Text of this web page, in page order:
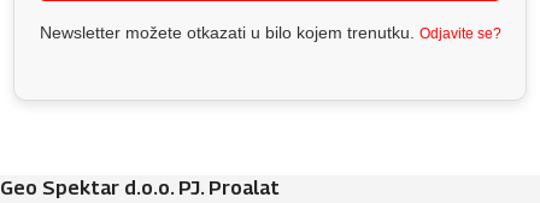
Newsletter možete otkazati u bilo kojem trenutku. Odjavite se?
Geo Spektar d.o.o. PJ. Proalat